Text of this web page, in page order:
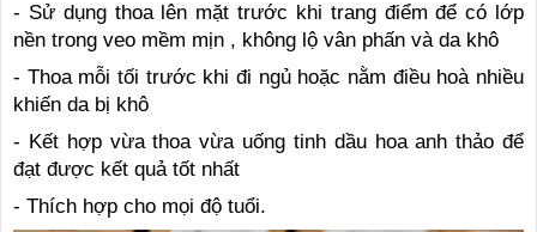
- Sử dụng thoa lên mặt trước khi trang điểm để có lớp
nền trong veo mềm mịn , không lộ vân phấn và da khô
- Thoa mỗi tối trước khi đi ngủ hoặc nằm điều hoà nhiều
khiến da bị khô
- Kết hợp vừa thoa vừa uống tinh dầu hoa anh thảo để
đạt được kết quả tốt nhất
- Thích hợp cho mọi độ tuổi.